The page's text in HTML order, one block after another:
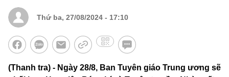
Thứ ba, 27/08/2024 - 17:10
(Thanh tra) - Ngày 28/8, Ban Tuyên giáo Trung ương sẽ